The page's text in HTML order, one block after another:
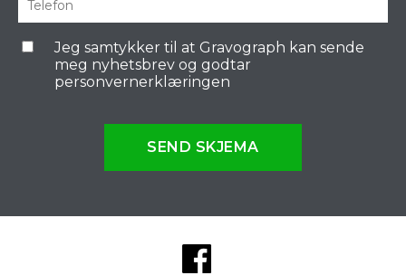
Jeg samtykker til at Gravograph kan sende
meg nyhetsbrev og godtar
personvernerklæringen
SEND SKJEMA